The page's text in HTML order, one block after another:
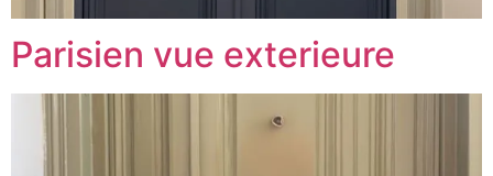
Parisien vue exterieure